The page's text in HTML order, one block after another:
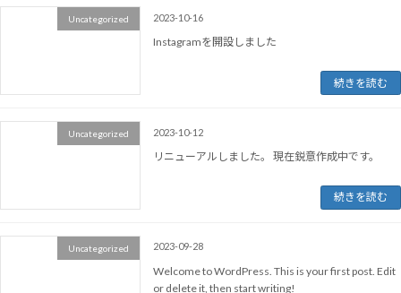
Uncategorized 2023-10-16
Instagramを開設しました
続きを読む
Uncategorized 2023-10-12
リニューアルしました。 現在鋭意作成中です。
続きを読む
Uncategorized 2023-09-28
Welcome to WordPress. This is your first post. Edit
or delete it, then start writing!